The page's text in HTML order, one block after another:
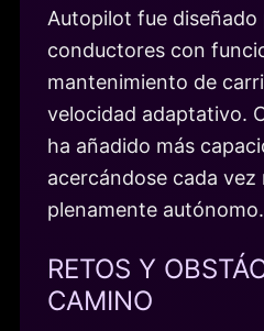
Autopilot fue diseñado
conductores con
mantenimiento de
velocidad adaptativo.
ha añadido más
acercándose cada vez
plenamente autónomo.
RETOS Y
CAMINO